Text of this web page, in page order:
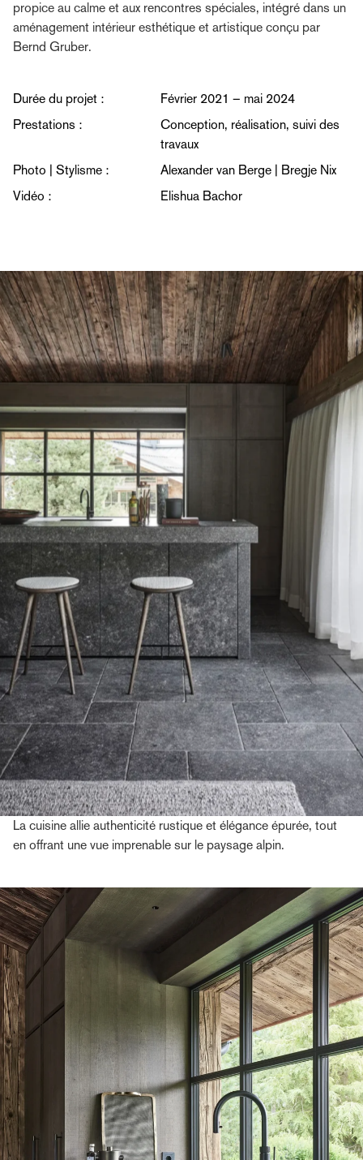
propice au calme et aux rencontres spéciales, intégré dans un
aménagement intérieur esthétique et artistique conçu par
Bernd Gruber.
Durée du projet :
Février 2021 – mai 2024
Prestations :
Conception, réalisation, suivi des
travaux
Photo | Stylisme :
Alexander van Berge | Bregje Nix
Vidéo :
Elishua Bachor
La cuisine allie authenticité rustique et élégance épurée, tout
en offrant une vue imprenable sur le paysage alpin.